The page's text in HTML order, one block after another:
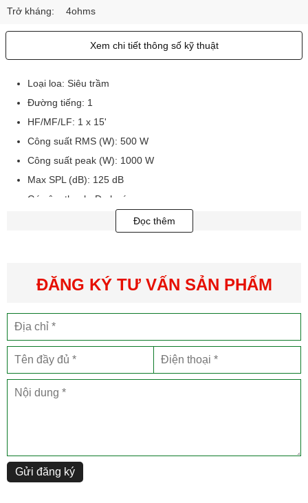
Trở kháng: 4ohms
Xem chi tiết thông số kỹ thuật
Loại loa: Siêu trầm
Đường tiếng: 1
HF/MF/LF: 1 x 15'
Công suất RMS (W): 500 W
Công suất peak (W): 1000 W
Max SPL (dB): 125 dB
Góc âm thanh: Đa hướng
Dãy tần hoạt động: 35Hz-2kHz
Trọng lượng: 28.2 kg
Đọc thêm
ĐĂNG KÝ TƯ VẤN SẢN PHẨM
Gửi đăng ký